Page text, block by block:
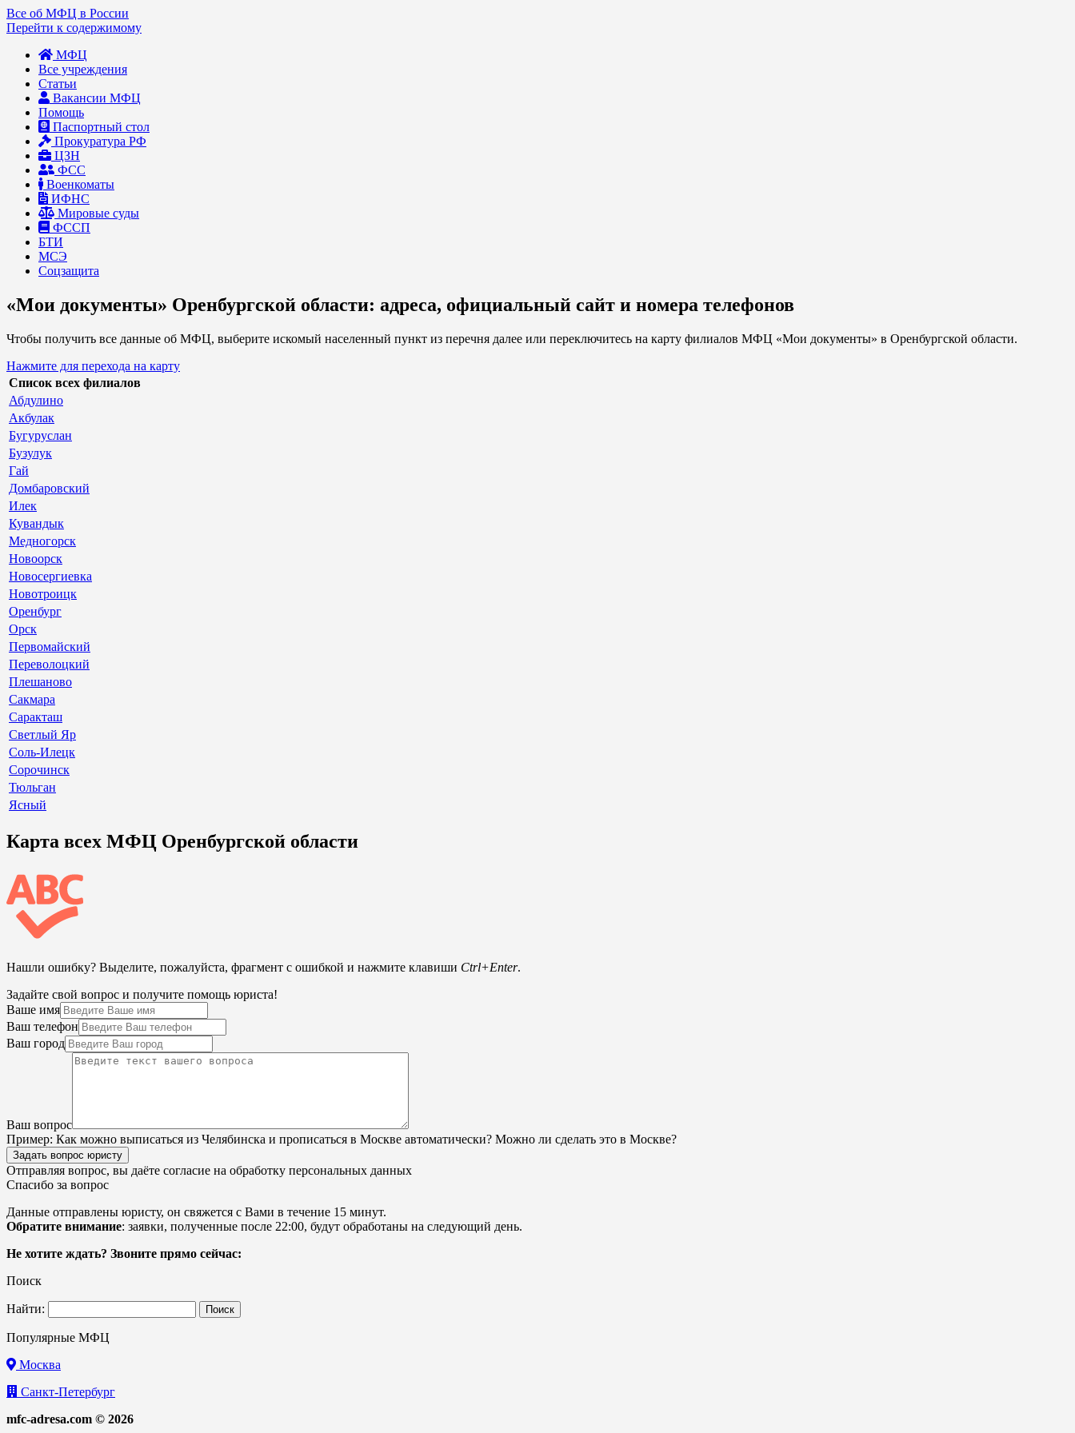
Все об МФЦ в России
Перейти к содержимому
МФЦ
Все учреждения
Статьи
Вакансии МФЦ
Помощь
Паспортный стол
Прокуратура РФ
ЦЗН
ФСС
Военкоматы
ИФНС
Мировые суды
ФССП
БТИ
МСЭ
Соцзащита
«Мои документы» Оренбургской области: адреса, официальный сайт и номера телефонов
Чтобы получить все данные об МФЦ, выберите искомый населенный пункт из перечня далее или переключитесь на карту филиалов МФЦ «Мои документы» в Оренбургской области.
Нажмите для перехода на карту
Список всех филиалов
Абдулино
Акбулак
Бугуруслан
Бузулук
Гай
Домбаровский
Илек
Кувандык
Медногорск
Новоорск
Новосергиевка
Новотроицк
Оренбург
Орск
Первомайский
Переволоцкий
Плешаново
Сакмара
Саракташ
Светлый Яр
Соль-Илецк
Сорочинск
Тюльган
Ясный
Карта всех МФЦ Оренбургской области
Нашли ошибку? Выделите, пожалуйста, фрагмент с ошибкой и нажмите клавиши Ctrl+Enter.
Задайте свой вопрос и получите помощь юриста!
Ваше имя
Ваш телефон
Ваш город
Ваш вопрос
Пример: Как можно выписаться из Челябинска и прописаться в Москве автоматически? Можно ли сделать это в Москве?
Задать вопрос юристу
Отправляя вопрос, вы даёте согласие на обработку персональных данных
Спасибо за вопрос
Данные отправлены юристу, он свяжется с Вами в течение 15 минут.
Обратите внимание: заявки, полученные после 22:00, будут обработаны на следующий день.
Не хотите ждать? Звоните прямо сейчас:
Поиск
Найти:
Популярные МФЦ
Москва
Санкт-Петербург
mfc-adresa.com © 2026